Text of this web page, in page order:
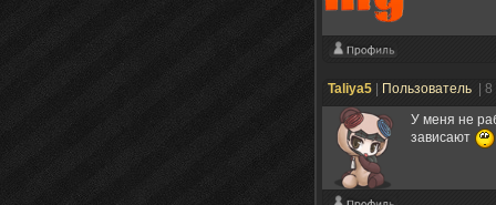
Taliya5 Пользователь
|
У меня не
зависают